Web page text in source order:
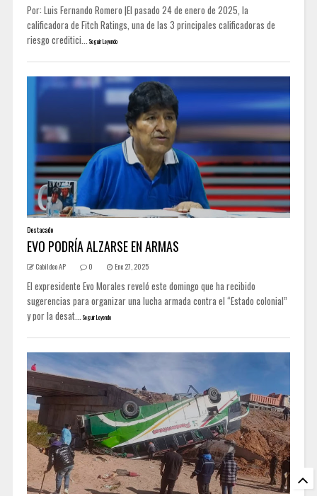
Por: Luis Fernando Romero |El pasado 24 de enero de 2025, la
calificadora de Fitch Ratings, una de las 3 principales calificadoras de
riesgo creditici... Seguir Leyendo
Destacado
EVO PODRÍA ALZARSE EN ARMAS
Cabildeo AP 0 Ene 27, 2025
El expresidente Evo Morales reveló este domingo que ha recibido
sugerencias para organizar una lucha armada contra el “Estado colonial”
y por la desat... Seguir Leyendo